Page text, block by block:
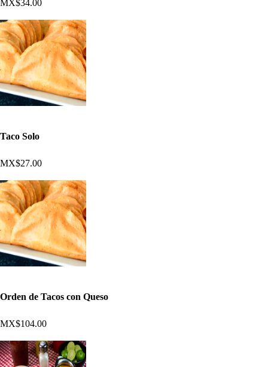
MX$34.00
Taco Solo
MX$27.00
Orden de Tacos con Queso
MX$104.00